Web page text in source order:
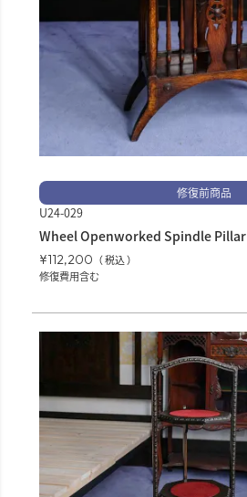
修復前商品
U24-029
Wheel Openworked Spindle Pillar
¥112,200
税込
修復費用含む